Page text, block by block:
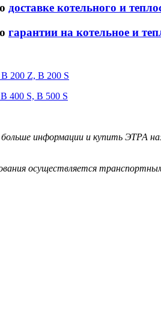
доставке котельного и
гарантии на котельное и
200 Z, B 200 S
400 S, B 500 S
информации и купить ЭТРА
осуществляется